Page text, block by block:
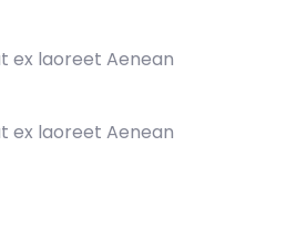
ex laoreet Aenean
ex laoreet Aenean